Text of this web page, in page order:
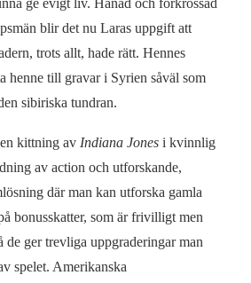
ge evigt liv. Hånad och förkrossad
blir det nu Laras uppgift att
trots allt, hade rätt. Hennes
henne till gravar i Syrien såväl som
sibiriska tundran.
kittning av Indiana Jones i kvinnlig
av action och utforskande,
där man kan utforska gamla
bonusskatter, som är frivilligt men
de ger trevliga uppgraderingar man
spelet. Amerikanska